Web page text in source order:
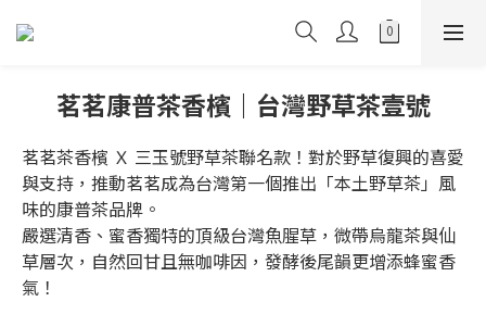
茗茗康普茶香檳｜台灣野草茶壹號
茗茗茶香檳 Ｘ 三玉號野草茶聯名款！對於野草復興的喜愛
與支持，推動茗茗成為台灣第一個推出「本土野草茶」風
味的康普茶品牌。
嚴選清香、蜜香獨特的頂級台灣魚腥草⁣，微帶烏龍茶與仙
草層次，自然回甘且無咖啡因，發酵後尾韻更增添蜂蜜香
氣！